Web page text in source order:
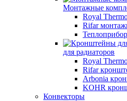
Монтажные
Royal
Rifar
для радиаторов
Royal
Rifar
Arbonia
KOHR
Конвекторы